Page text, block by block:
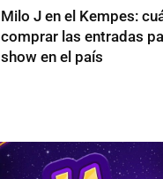
Milo J en el Kempes:
comprar las entradas
show en el país